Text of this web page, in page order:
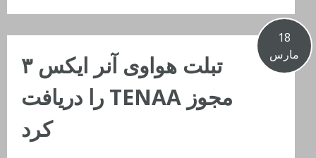
18
مارس
تبلت هواوی آنر ایکس ۳
مجوز TENAA را دریافت
کرد